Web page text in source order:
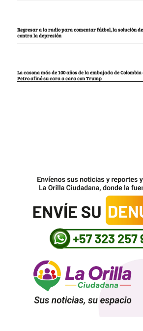
Regresar a la radio para comentar fútbol, la solución
contra la depresión
La casona más de 100 años de la embajada de
Petro afinó su cara a cara con Trump